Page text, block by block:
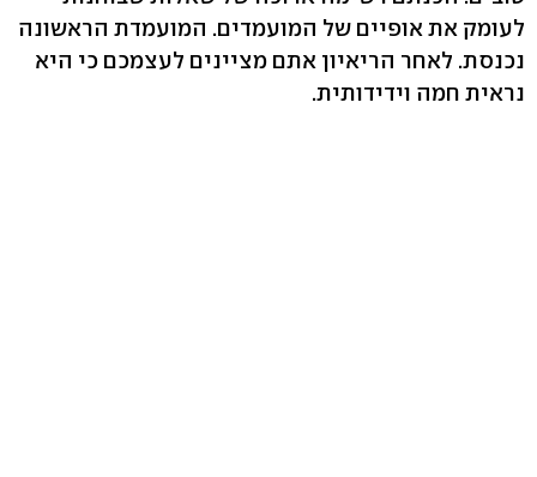
לעומק את אופיים של המועמדים. המועמדת הראשונה
נכנסת. לאחר הריאיון אתם מציינים לעצמכם כי היא
נראית חמה וידידותית.